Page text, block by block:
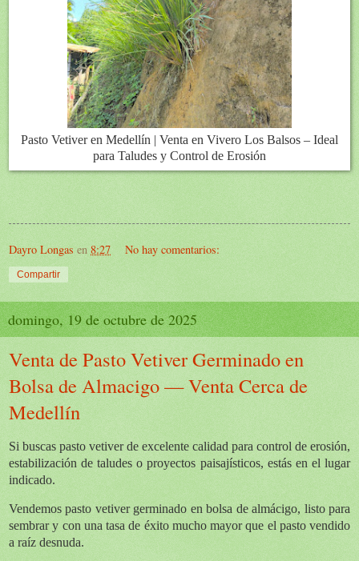
Pasto Vetiver en Medellín | Venta en Vivero Los Balsos – Ideal
para Taludes y Control de Erosión
Dayro Longas en 8:27 No hay comentarios:
Compartir
domingo, 19 de octubre de 2025
Venta de Pasto Vetiver Germinado en
Bolsa de Almacigo — Venta Cerca de
Medellín
Si buscas pasto vetiver de excelente calidad para control de erosión,
estabilización de taludes o proyectos paisajísticos, estás en el lugar
indicado.
Vendemospasto vetiver germinado en bolsa de almácigo, listo para
sembrar y con una tasa de éxito mucho mayor que el pasto vendido
a raíz desnuda.